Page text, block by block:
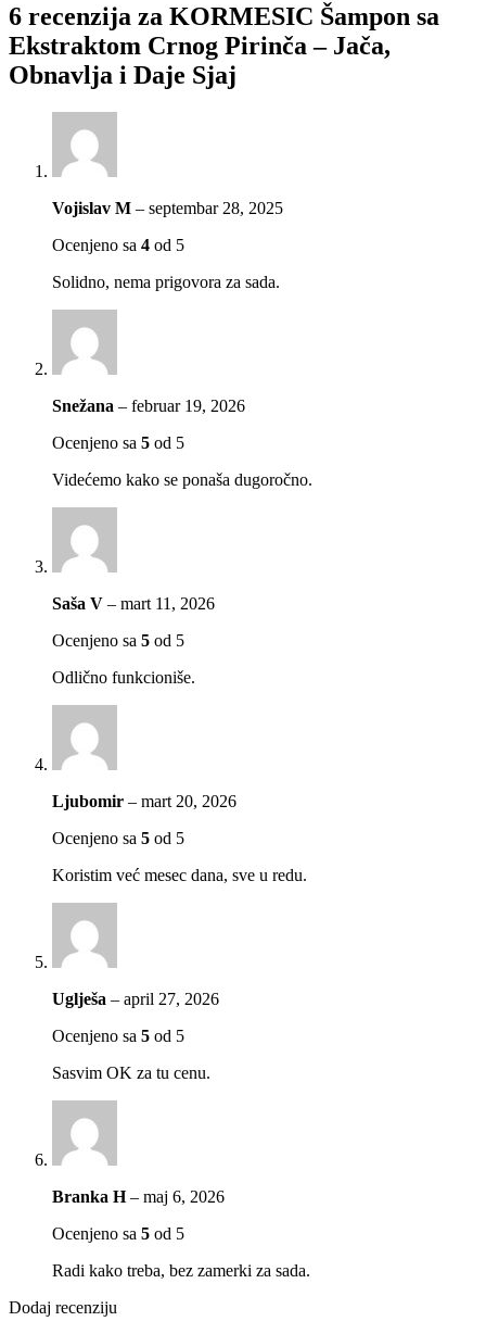
6 recenzija za KORMESIC Šampon sa
Ekstraktom Crnog Pirinča – Jača,
Obnavlja i Daje Sjaj
Vojislav M – septembar 28, 2025
Ocenjeno sa 4 od 5
Solidno, nema prigovora za sada.
Snežana – februar 19, 2026
Ocenjeno sa 5 od 5
Videćemo kako se ponaša dugoročno.
Saša V – mart 11, 2026
Ocenjeno sa 5 od 5
Odlično funkcioniše.
Ljubomir – mart 20, 2026
Ocenjeno sa 5 od 5
Koristim već mesec dana, sve u redu.
Uglješa – april 27, 2026
Ocenjeno sa 5 od 5
Sasvim OK za tu cenu.
Branka H– maj 6, 2026
Ocenjeno sa 5 od 5
Radi kako treba, bez zamerki za sada.
Dodaj recenziju